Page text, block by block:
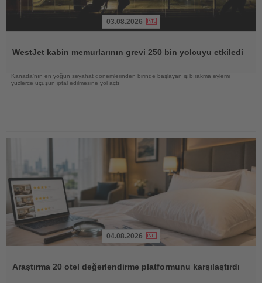
03.08.2026
WestJet kabin memurlarının grevi 250 bin yolcuyu etkiledi
Kanada'nın en yoğun seyahat dönemlerinden birinde başlayan iş bırakma eylemi
yüzlerce uçuşun iptal edilmesine yol açtı
04.08.2026
Araştırma 20 otel değerlendirme platformunu karşılaştırdı